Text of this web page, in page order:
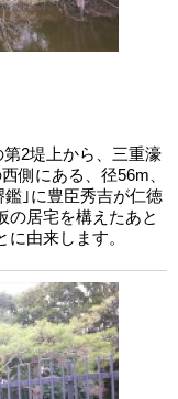
2堤上から、三重濠
側にある、径56m、
｣に豊臣秀吉が仁徳
の居宅を構えたあと
由来します。